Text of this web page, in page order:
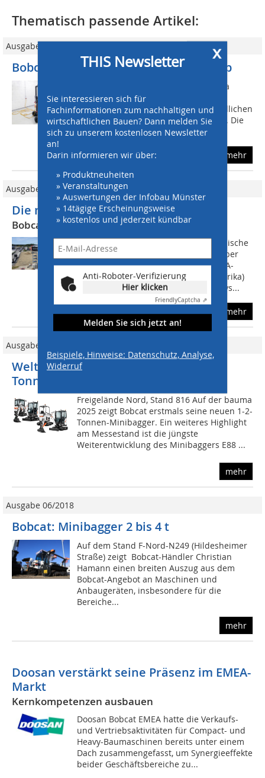
x
THIS Newsletter
Sie interessieren sich für
Fachinformationen zum nachhaltigen und
wirtschaftlichen Bauen? Dann melden Sie
sich zu unserem kostenlosen Newsletter
an!
Darin informieren wir über:
» Produktneuheiten
» Veranstaltungen
» Auswertungen der Infobau Münster
» 14tägige Erscheinungsweise
» kostenlos und jederzeit kündbar
Anti-Roboter-Verifizierung
Hier klicken
FriendlyCaptcha ⇗
Melden Sie sich jetzt an!
Beispiele, Hinweise: Datenschutz, Analyse,
Widerruf
Thematisch passende Artikel:
Ausgabe 03/2019
Bobcat: Minibagger mit Elektroantrieb
www.bobcat.com Während der Bauma
präsentiert Bobcat mit neuen und
bewährten Produkten die unterschiedlichen
Anwendungsbereiche der Maschinen. Die
Vorführung wird durch den Einsatz...
mehr
Ausgabe 08/2018
Die neue R-Klasse
Bobcat Demo Days 2018
Auch in diesem Jahr lud der amerikanische
Hersteller für Baumaschinen im Oktober
rund 180 Bobcat-Händler aus 75 EMEA-
Ländern (Europa, Naher Osten und Afrika)
und ihre Kunden zu seinen Demo Days...
mehr
Ausgabe 03/2025
Weltpremiere der neuen Bobcat 1-2-
Tonnen-Minibagger
Freigelände Nord, Stand 816 Auf der bauma
2025 zeigt Bobcat erstmals seine neuen 1-2-
Tonnen-Minibagger. Ein weiteres Highlight
am Messestand ist die jüngste
Weiterentwicklung des Minibaggers E88 ...
mehr
Ausgabe 06/2018
Bobcat: Minibagger 2 bis 4 t
Auf dem Stand F-Nord-N249 (Hildesheimer
Straße) zeigt Bobcat-Händler Christian
Hamann einen breiten Auszug aus dem
Bobcat-Angebot an Maschinen und
Anbaugeräten, insbesondere für die
Bereiche...
mehr
Doosan verstärkt seine Präsenz im EMEA-
Markt
Kernkompetenzen ausbauen
Doosan Bobcat EMEA hatte die Verkaufs-
und Vertriebsaktivitäten für Compact- und
Heavy-Baumaschinen bereits unter einem
Dach zusammengefasst, um Synergieeffekte
beider Geschäftsbereiche zu...